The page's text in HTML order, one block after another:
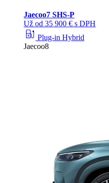
Jaecoo7 SHS-P
Už od 35 900 € s DPH
ev_station Plug-in Hybrid
Jaecoo8